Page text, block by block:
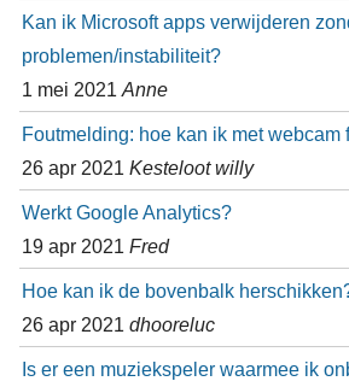
Kan ik Microsoft apps verwijderen
problemen/instabiliteit?
1 mei 2021 Anne
Foutmelding: hoe kan ik met webcam
26 apr 2021 Kesteloot willy
Werkt Google Analytics?
19 apr 2021 Fred
Hoe kan ik de bovenbalk
26 apr 2021 dhooreluc
Is er een muziekspeler waarmee ik